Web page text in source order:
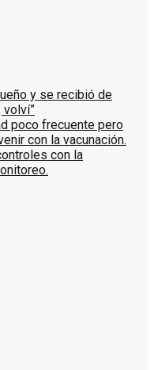
y se recibió de
volví”
poco frecuente pero
con la vacunación.
con la